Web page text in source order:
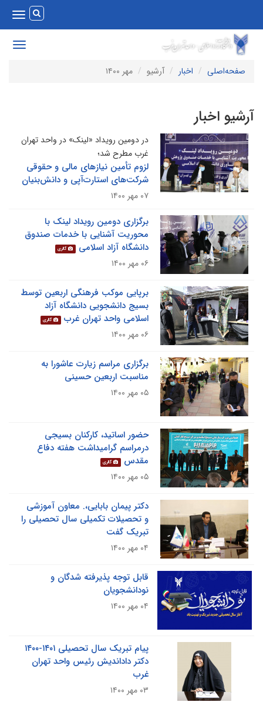
Toggle
Toggle
صفحه‌اصلی
اخبار آرشیو مهر ۱۴۰۰
اخبار
در دومین رویداد «لینک» در واحد تهران
غرب مطرح شد؛
لزوم تأمین نیازهای مالی و حقوقی
شرکت‌های استارت‌آپی و دانش‌بنیان
برگزاری دومین رویداد لینک با
محوریت آشنایی با خدمات صندوق
دانشگاه آزاد اسلامی
گالری
برپایی موکب فرهنگی اربعین توسط
بسیج دانشجویی دانشگاه آزاد
اسلامی واحد تهران غرب
گالری
برگزاری مراسم زیارت عاشورا به
مناسبت اربعین حسینی
حضور اساتید، کارکنان بسیجی
درمراسم گرامیداشت هفته دفاع
مقدس
گالری
دکتر پیمان بابایی،. معاون آموزشی
و تحصیلات تکمیلی سال تحصیلی را
تبریک گفت
قابل توجه پذیرفته شدگان و
نودانشجویان
پیام تبریک سال تحصیلی ۱۴۰۱-۱۴۰۰
دکتر داداندیش رئیس واحد تهران
غرب